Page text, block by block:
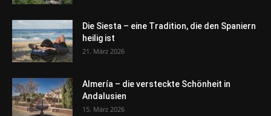
Die Siesta – eine Tradition, die den Spaniern
heilig ist
21. März 2026
Almería – die versteckte Schönheit in
Andalusien
15. März 2026